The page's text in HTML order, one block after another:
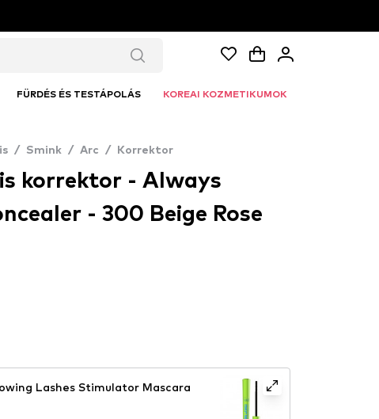
FÜRDÉS ÉS TESTÁPOLÁS KOREAI KOZMETIKUMOK
/ Smink / Arc / Korrektor
korrektor - Always
- 300 Beige Rose
Lashes Stimulator Mascara